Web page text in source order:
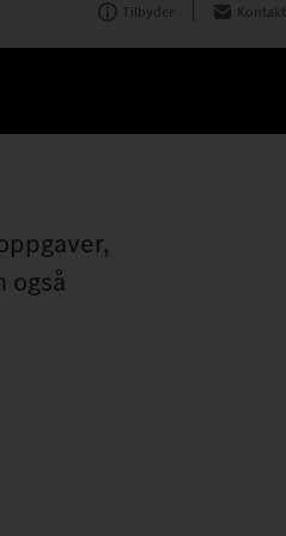
Tilbyder Kontakt
også